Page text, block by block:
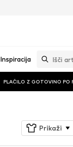
Inspiracija
PLAČILO Z GOTOVINO PO
Prikaži